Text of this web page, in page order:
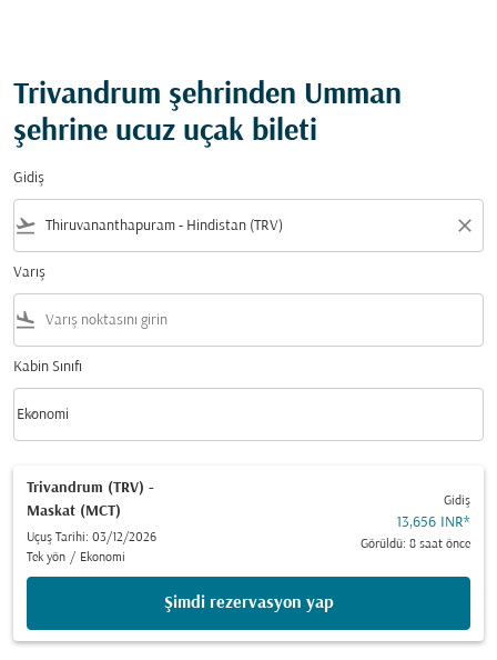
Trivandrum şehrinden Umman
şehrine ucuz uçak bileti
Gidiş
flight_takeoff close
Varış
flight_land
Kabin Sınıfı
Kabin Sınıfı option Ekonomi Selected
Ekonomi
keyboard_arrow_down
Trivandrum (TRV) -
Maskat (MCT)
Uçuş Tarihi: 03/12/2026
Tek yön / Ekonomi
Gidiş
13,656 INR*
Görüldü: 8 saat önce
Şimdi rezervasyon yap